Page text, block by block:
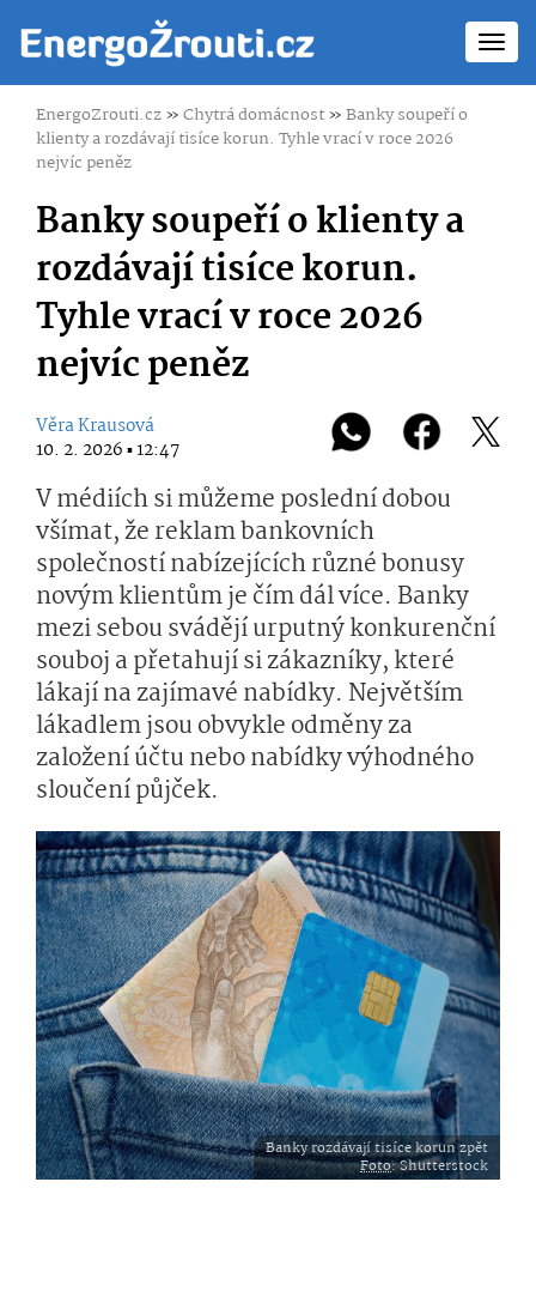
EnergoZrouti.cz»Chytrá domácnost»Banky soupeří o
klienty a rozdávají tisíce korun. Tyhle vrací v roce 2026
nejvíc peněz
Banky soupeří o klienty a
rozdávají tisíce korun.
Tyhle vrací v roce 2026
nejvíc peněz
Věra Krausová
10. 2. 2026 ▪ 12:47
V médiích si můžeme poslední dobou
všímat, že reklam bankovních
společností nabízejících různé bonusy
novým klientům je čím dál více. Banky
mezi sebou svádějí urputný konkurenční
souboj a přetahují si zákazníky, které
lákají na zajímavé nabídky. Největším
lákadlem jsou obvykle odměny za
založení účtu nebo nabídky výhodného
sloučení půjček.
Banky rozdávají tisíce korun zpět
Foto: Shutterstock